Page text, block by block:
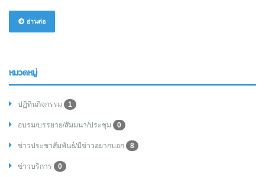
อ่านต่อ
หมวดหมู่
ปฏิทินกิจกรรม 1
อบรม/บรรยาย/สัมมนา/ประชุม 0
ข่าวประชาสัมพันธ์/มีข่าวอยากบอก 8
ข่าวบริการ 0